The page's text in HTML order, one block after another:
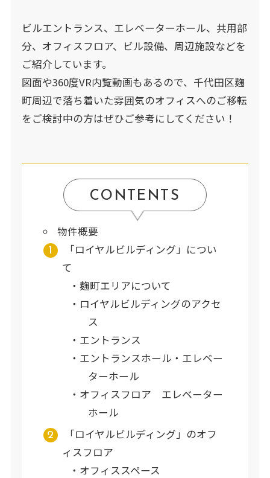
ビルエントランス、エレベーターホール、共用部
分、オフィスフロア、ビル設備、周辺施設などを
ご紹介しています。
図面や360度VR内覧動画もあるので、千代田区麹
町周辺で落ち着いた雰囲気のオフィスへのご移転
をご検討中の方はぜひご参考にしてください！
CONTENTS
物件概要
「ロイヤルビルディング」につい
て
麹町エリアについて
ロイヤルビルディングのアクセ
ス
エントランス
エントランスホール・エレベー
ターホール
オフィスフロア エレベーター
ホール
「ロイヤルビルディング」のオフ
ィスフロア
オフィススペース